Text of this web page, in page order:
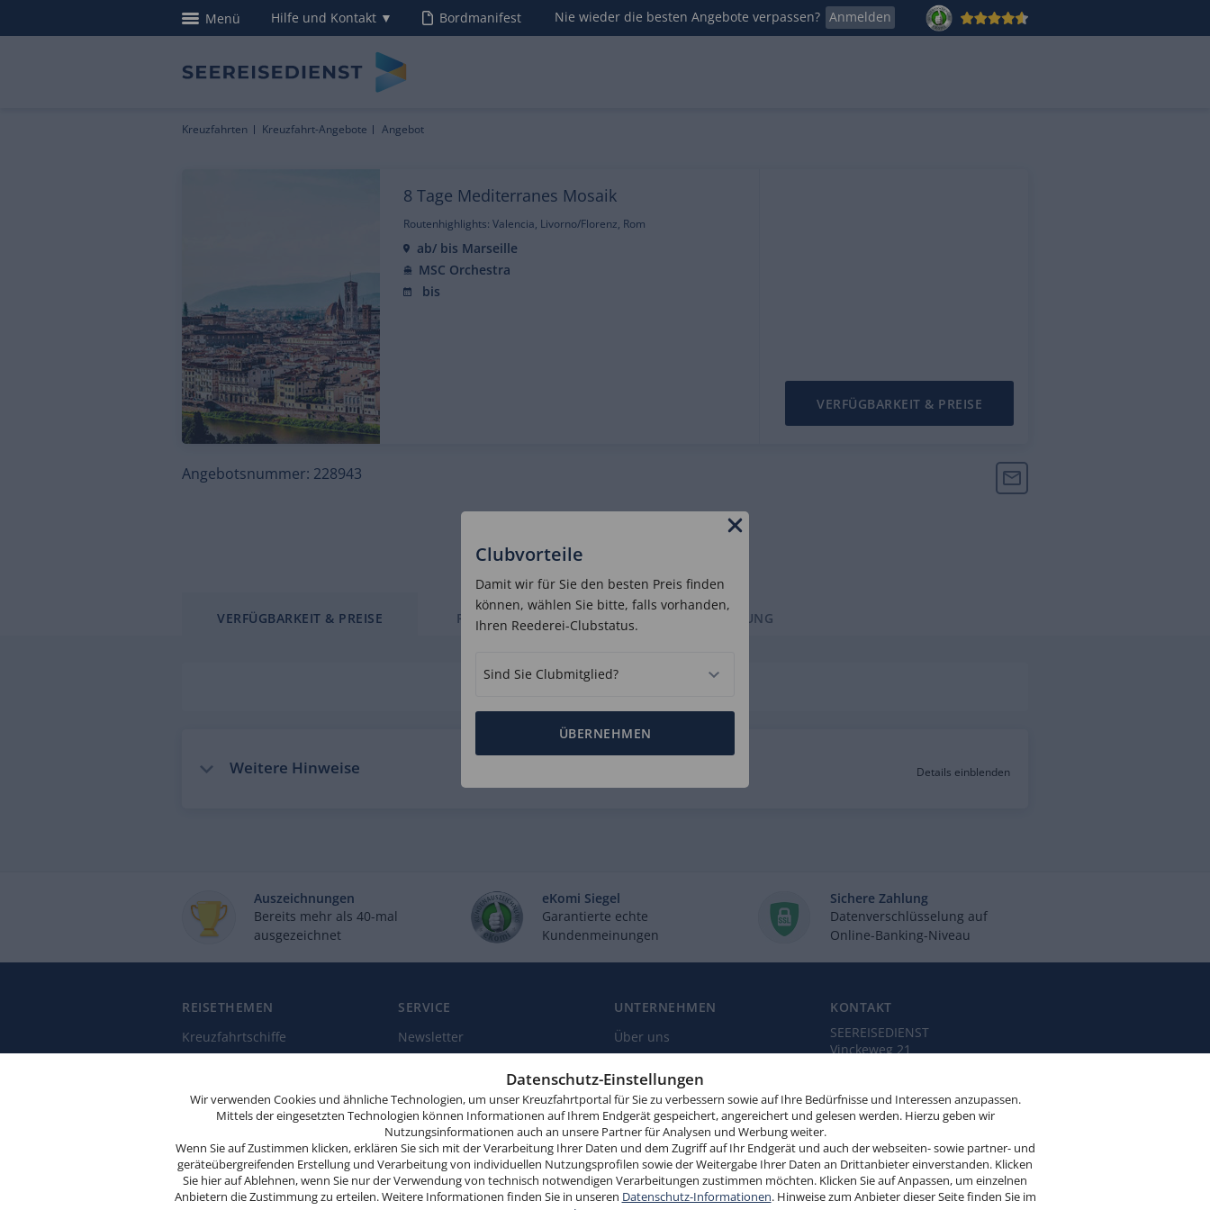
Menü Hilfe und Kontakt ▼ Bordmanifest Nie wieder die besten Angebote verpassen? Anmelden
Kreuzfahrten Kreuzfahrt-Angebote Angebot
8 Tage Mediterranes Mosaik
Routenhighlights: Valencia, Livorno/Florenz, Rom
ab/ bis Marseille
MSC Orchestra
bis
VERFÜGBARKEIT & PREISE
Angebotsnummer: 228943
VERFÜGBARKEIT & PREISE ROUTE SCHIFF BEWERTUNG
Weitere Hinweise
Clubvorteile
Damit wir für Sie den besten Preis finden
können, wählen Sie bitte, falls vorhanden,
Ihren Reederei-Clubstatus.
ÜBERNEHMEN
Auszeichnungen
Bereits mehr als 40-mal
ausgezeichnet
eKomi Siegel
Garantierte echte
Kundenmeinungen
Sichere Zahlung
Datenverschlüsselung auf
Online-Banking-Niveau
REISETHEMEN
Kreuzfahrtschiffe
Kreuzfahrtthemen
Jahreszeiten & Feiertage
Kreuzfahrtanregungen
SERVICE
Newsletter
Landausflüge
Schiffsliegeplätze
Parkplätze
UNTERNEHMEN
Über uns
Zahlungsmöglichkeiten
Affiliate-Programm
KONTAKT
SEEREISEDIENST
Vinckeweg 21
Buchungsservice:0203 / 975 137 41
(Mo. bis Fr. von 9.00 bis 18.00 Uhr,
So. von 10.00 bis 13.00 Uhr,
außer feiertags)
Datenschutz-Einstellungen
Wir verwenden Cookies und ähnliche Technologien, um unser Kreuzfahrtportal für Sie zu verbessern sowie auf Ihre Bedürfnisse und Interessen anzupassen.
Mittels der eingesetzten Technologien können Informationen auf Ihrem Endgerät gespeichert, angereichert und gelesen werden. Hierzu geben wir
Nutzungsinformationen auch an unsere Partner für Analysen und Werbung weiter.
Wenn Sie auf Zustimmen klicken, erklären Sie sich mit der Verarbeitung Ihrer Daten und dem Zugriff auf Ihr Endgerät und auch der webseiten- sowie partner- und
geräteübergreifenden Erstellung und Verarbeitung von individuellen Nutzungsprofilen sowie der Weitergabe Ihrer Daten an Drittanbieter einverstanden. Klicken
Sie hier auf Ablehnen, wenn Sie nur der Verwendung von technisch notwendigen Verarbeitungen zustimmen möchten. Klicken Sie auf Anpassen, um einzelnen
Anbietern die Zustimmung zu erteilen. Weitere Informationen finden Sie in unseren Datenschutz-Informationen. Hinweise zum Anbieter dieser Seite finden Sie im